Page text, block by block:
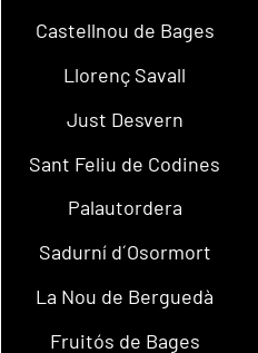
Castellnou de Bages
Llorenç Savall
Just Desvern
Sant Feliu de Codines
Palautordera
Sadurní d´Osormort
La Nou de Berguedà
Fruitós de Bages